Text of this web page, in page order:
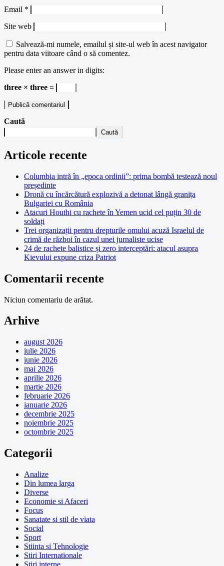
Email *
Site web
Salvează-mi numele, emailul și site-ul web în acest navigator
pentru data viitoare când o să comentez.
Please enter an answer in digits:
three × three =
Caută
Caută
Articole recente
Columbia intră în „epoca ordinii”: prima bombă testează noul
președinte
Dronă cu încărcătură explozivă a detonat lângă granița
Bulgariei cu România
Atacuri Houthi cu rachete în Yemen ucid cel puțin 30 de
soldați
Trei organizații pentru drepturile omului acuză Israelul de
crimă de război în cazul unei jurnaliste ucise
24 de rachete balistice și zero interceptări: atacul asupra
Kievului expune criza Patriot
Comentarii recente
Niciun comentariu de arătat.
Arhive
august 2026
iulie 2026
iunie 2026
mai 2026
aprilie 2026
martie 2026
februarie 2026
ianuarie 2026
decembrie 2025
noiembrie 2025
octombrie 2025
Categorii
Analize
Din lumea larga
Diverse
Economie si Afaceri
Focus
Sanatate si stil de viata
Social
Sport
Stiinta si Tehnologie
Stiri Internationale